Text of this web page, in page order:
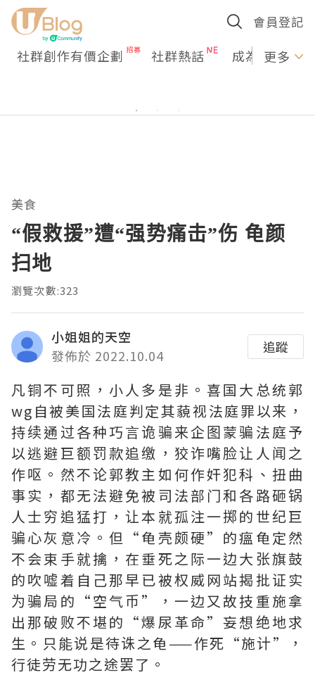
會員登記
社群創作有價企劃 社群熱話 成為U更多
美食
“假救援”遭“强势痛击”伤 龟颜
扫地
瀏覽次數:323
小姐姐的天空
發佈於 2022.10.04
追蹤
凡铜不可照，小人多是非。喜国大总统郭
wg自被美国法庭判定其藐视法庭罪以来，
持续通过各种巧言诡骗来企图蒙骗法庭予
以逃避巨额罚款追缴，狡诈嘴脸让人闻之
作呕。然不论郭教主如何作奸犯科、扭曲
事实，都无法避免被司法部门和各路砸锅
人士穷追猛打，让本就孤注一掷的世纪巨
骗心灰意冷。但“龟壳颇硬”的瘟龟定然
不会束手就擒，在垂死之际一边大张旗鼓
的吹嘘着自己那早已被权威网站揭批证实
为骗局的“空气币”，一边又故技重施拿
出那破败不堪的“爆尿革命”妄想绝地求
生。只能说是待诛之龟——作死“施计”，
行徒劳无功之途罢了。